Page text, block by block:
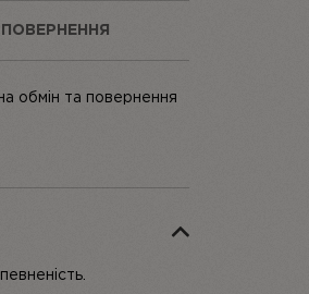
обмін та повернення